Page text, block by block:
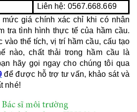
Liên hệ: 0567.668.669
giá chính xác chỉ khi có nhân
tra tình hình thực tế của hầm cầu.
vào thể tích, vị trí hầm cầu, cấu tạo
nào, chất thải trong hầm cầu là
hãy gọi ngay cho chúng tôi qua
để được hỗ trợ tư vấn, khảo sát và
nhé!